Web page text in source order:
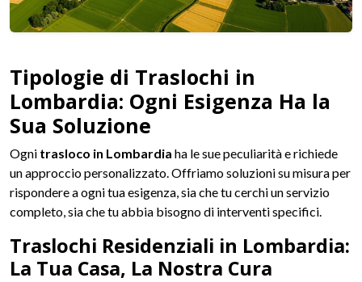
Tipologie di Traslochi in
Lombardia: Ogni Esigenza Ha la
Sua Soluzione
Ogni trasloco in Lombardia ha le sue peculiarità e richiede
un approccio personalizzato. Offriamo soluzioni su misura per
rispondere a ogni tua esigenza, sia che tu cerchi un servizio
completo, sia che tu abbia bisogno di interventi specifici.
Traslochi Residenziali in Lombardia:
La Tua Casa, La Nostra Cura